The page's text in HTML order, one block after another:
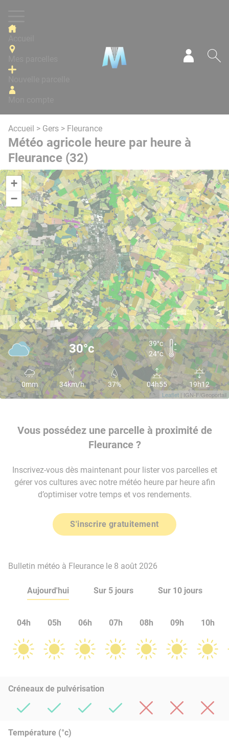
Accueil > Gers > Fleurance
Météo agricole heure par heure à
Fleurance (32)
+
−
Leaflet | IGN-F/Geoportail
30°c
39°c
24°c
0mm 34km/h 37% 04h55 19h12
Vous possédez une parcelle à proximité de
Fleurance ?
Inscrivez-vous dès maintenant pour lister vos parcelles et
gérer vos cultures avec notre météo heure par heure afin
d’optimiser votre temps et vos rendements.
S'inscrire gratuitement
Bulletin météo à Fleurance le 8 août 2026
Aujourd'hui Sur 5 jours Sur 10 jours
04h 05h 06h 07h 08h 09h 10h
Créneaux de pulvérisation
Température (°c)